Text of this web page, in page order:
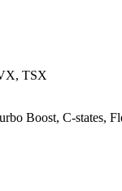
TSX
Boost, C-states,